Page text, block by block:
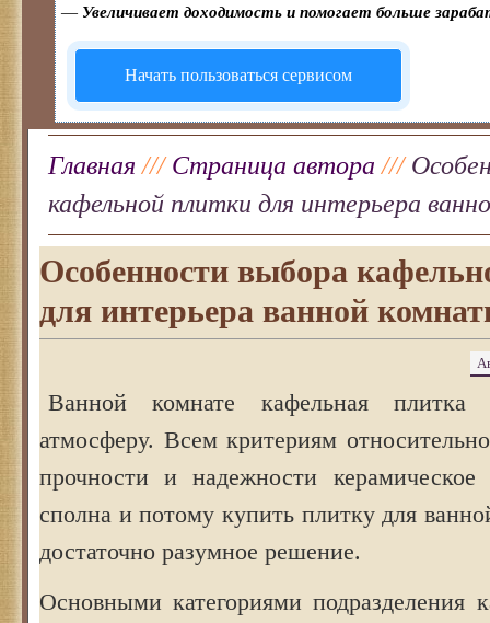
— Увеличивает доходимость и помогает больше
Начать пользоваться сервисом
Главная ///Страница автора ///
кафельной плитки для интерьера
Особенности выбора
для интерьера ванной
Ванной комнате кафельная плитка
атмосферу. Всем критериям
прочности и надежности керамическое
сполна и потому купить плитку для
достаточно разумное решение.
Основными категориями подразделения